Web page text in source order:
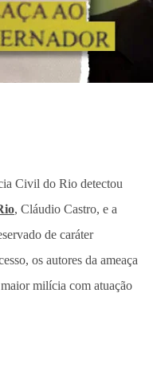
Civil do Rio detectou
, Cláudio Castro, e a
de caráter
os autores da ameaça
milícia com atuação